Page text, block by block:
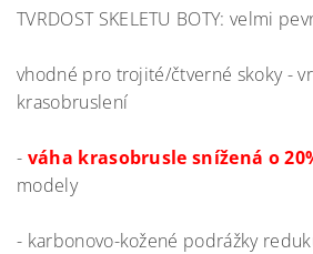
TVRDOST SKELETU BOTY: velmi
vhodné pro trojité/čtverné skoky -
krasobruslení
- váha krasobrusle snížená o
modely
- karbonovo-kožené podrážky